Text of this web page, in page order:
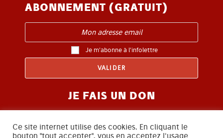
ABONNEMENT (GRATUIT)
Je m'abonne à l'infolettre
JE FAIS UN DON
Ce site internet utilise des cookies. En cliquant le
bouton "tout accepter", vous en acceptez l'usage